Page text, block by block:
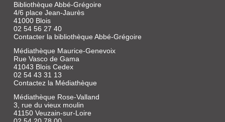
Bibliothèque Abbé-Grégoire
4/6 place Jean-Jaurès
41000 Blois
02 54 56 27 40
Contacter la bibliothèque Abbé-Grégoire
Médiathèque Maurice-Genevoix
Rue Vasco de Gama
41043 Blois Cedex
02 54 43 31 13
Contactez la Médiathèque
Médiathèque Rose-Valland
3, rue du vieux moulin
41150 Veuzain-sur-Loire